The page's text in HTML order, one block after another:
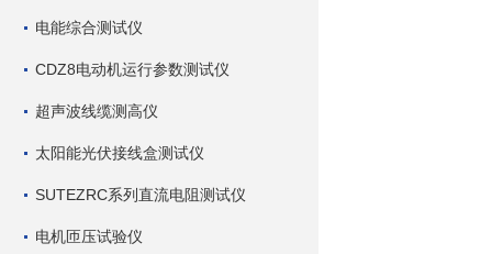
电能综合测试仪
CDZ8电动机运行参数测试仪
超声波线缆测高仪
太阳能光伏接线盒测试仪
SUTEZRC系列直流电阻测试仪
电机匝压试验仪